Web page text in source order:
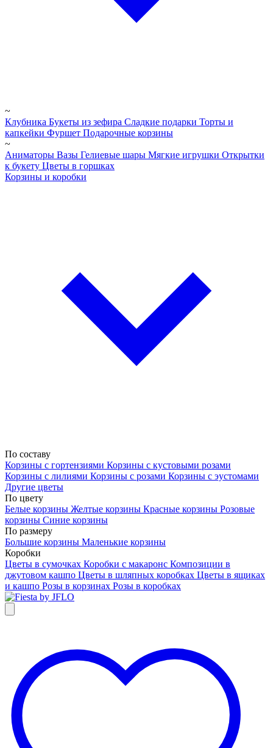
~
Клубника Букеты из зефира Сладкие подарки Торты и
капкейки Фуршет Подарочные корзины
~
Аниматоры Вазы Гелиевые шары Мягкие игрушки Открытки
к букету Цветы в горшках
Корзины и коробки
По составу
Корзины с гортензиями Корзины с кустовыми розами
Корзины с лилиями Корзины с розами Корзины с эустомами
Другие цветы
По цвету
Белые корзины Желтые корзины Красные корзины Розовые
корзины Синие корзины
По размеру
Большие корзины Маленькие корзины
Коробки
Цветы в сумочках Коробки с макаронс Композиции в
джутовом кашпо Цветы в шляпных коробках Цветы в ящиках
и кашпо Розы в корзинах Розы в коробках